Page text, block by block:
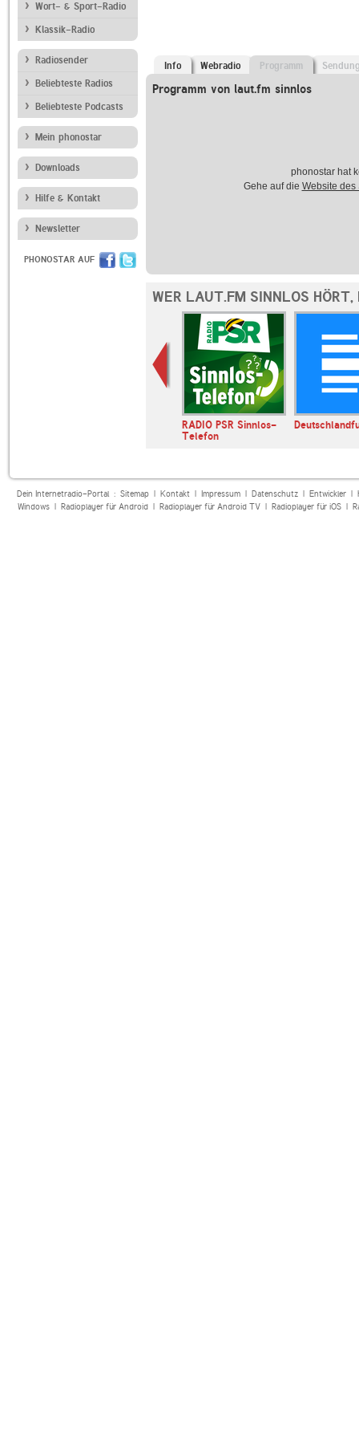
Wort- & Sport-Radio
Klassik-Radio
Radiosender
Beliebteste Radios
Beliebteste Podcasts
Mein phonostar
Downloads
Hilfe & Kontakt
Newsletter
PHONOSTAR AUF
Info Webradio Programm
Programm von laut.fm sinnlos
phonostar hat
Gehe auf die Website des
WER LAUT.FM SINNLOS HÖRT,
RADIO PSR Sinnlos-
Telefon
Dein Internetradio-Portal : Sitemap| Kontakt| Impressum| Datenschutz| Entwickler|
Windows| Radioplayer für Android| Radioplayer für Android TV| Radioplayer für iOS|